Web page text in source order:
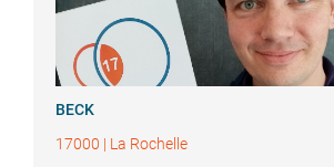
BECK
17000 | La Rochelle